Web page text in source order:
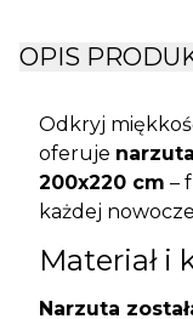
OPIS
Odkryj
oferuje
200x220 cm –
każdej
Materiał i
Narzuta